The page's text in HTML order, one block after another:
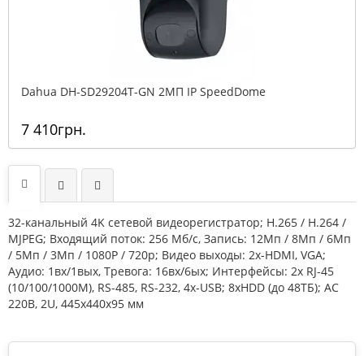
Dahua DH-SD29204T-GN 2МП IP SpeedDome
7 410грн.
32-канальный 4K сетевой видеорегистратор; H.265 / H.264 /
MJPEG; Входящий поток: 256 Мб/с, Запись: 12Мп / 8Мп / 6Мп
/ 5Мп / 3Мп / 1080Р / 720p; Видео выходы: 2х-HDMI, VGA;
Аудио: 1вх/1вых, Тревога: 16вх/6ых; Интерфейсы: 2х RJ-45
(10/100/1000М), RS-485, RS-232, 4x-USB; 8хHDD (до 48ТБ); AC
220В, 2U, 445x440x95 мм